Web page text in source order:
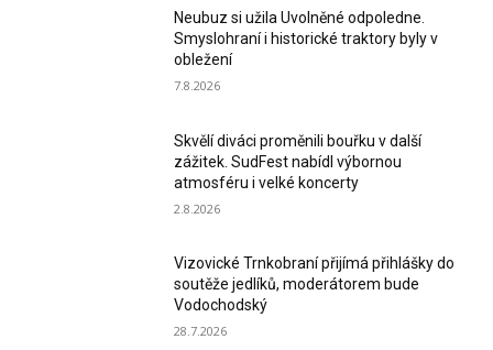
Neubuz si užila Uvolněné odpoledne.
Smyslohraní i historické traktory byly v
obležení
7.8.2026
Skvělí diváci proměnili bouřku v další
zážitek. SudFest nabídl výbornou
atmosféru i velké koncerty
2.8.2026
Vizovické Trnkobraní přijímá přihlášky do
soutěže jedlíků, moderátorem bude
Vodochodský
28.7.2026